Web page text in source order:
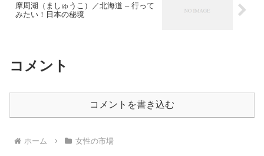
摩周湖（ましゅうこ）／北海道 – 行って
みたい！日本の秘境
コメント
コメントを書き込む
ホーム 女性の市場